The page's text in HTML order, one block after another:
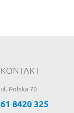
KONTAKT
ul. Polska 70
61 8420 325